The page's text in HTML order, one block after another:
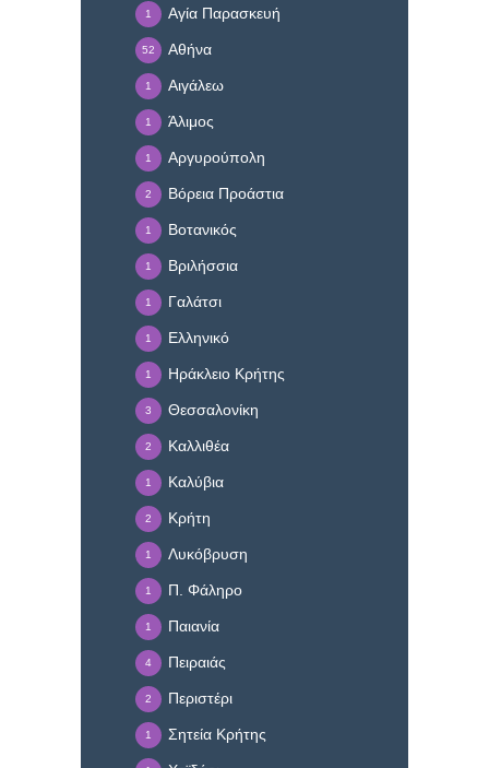
Αγία Παρασκευή
1
Αθήνα
52
Αιγάλεω
1
Άλιμος
1
Αργυρούπολη
1
Βόρεια Προάστια
2
Βοτανικός
1
Βριλήσσια
1
Γαλάτσι
1
Ελληνικό
1
Ηράκλειο Κρήτης
1
Θεσσαλονίκη
3
Καλλιθέα
2
Καλύβια
1
Κρήτη
2
Λυκόβρυση
1
Π. Φάληρο
1
Παιανία
1
Πειραιάς
4
Περιστέρι
2
Σητεία Κρήτης
1